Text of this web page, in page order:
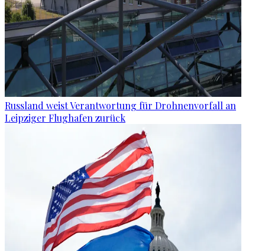
Russland weist Verantwortung für Drohnenvorfall an
Leipziger Flughafen zurück